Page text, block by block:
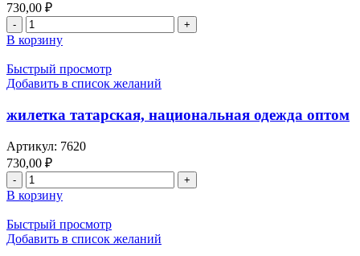
730,00 ₽
Количество
товара
жилетка
татарская,
национальная
В корзину
Быстрый просмотр
Добавить в список желаний
жилетка татарская, национальная одежда оптом
Артикул: 7620
730,00 ₽
Количество
товара
жилетка
татарская,
национальная
В корзину
Быстрый просмотр
Добавить в список желаний